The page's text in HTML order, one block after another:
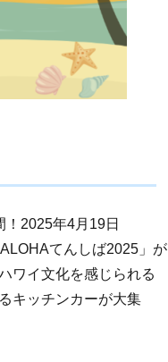
2025年4月19日
てんしば2025」が
ワイ文化を感じられる
キッチンカーが大集